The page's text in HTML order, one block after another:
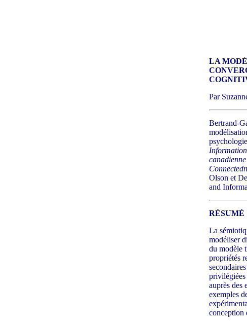
LA
Par
Bertrand-
Olson et
and
RÉSUMÉ
La
modéliser
du modèle
propriétés
privilégiées
auprès des
exemples
conception